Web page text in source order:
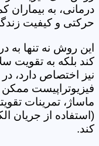
درمانی، به بیماران
حرکتی و کیفیت
این روش نه تنها به
کند بلکه به تقویت
نیز اختصاص دارد،
فیزیوتراپیست
ماساژ، تمرینات
(استفاده از جریان
کند.